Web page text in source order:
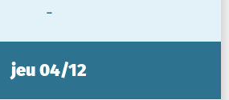
-
jeu 04/12